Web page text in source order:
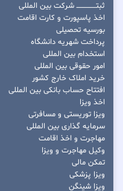
ثبتــــــــــــــــ شرکت بین المللی
اخذ پاسپورت و کارت اقامت
بورسیه تحصیلی
پرداخت شهریه دانشگاه
استخدام بین المللی
امور حقوقی بین المللی
خرید املاک خارج کشور
افتتاح حساب بانکی بین المللی
اخذ ویزا
ویزا توریستی و مسافرتی
سرمایه گذاری بین المللی
مهاجرت و اخذ اقامت
وکیل مهاجرت و ویزا
تمکن مالی
ویزا پزشکی
ویزا شینگن